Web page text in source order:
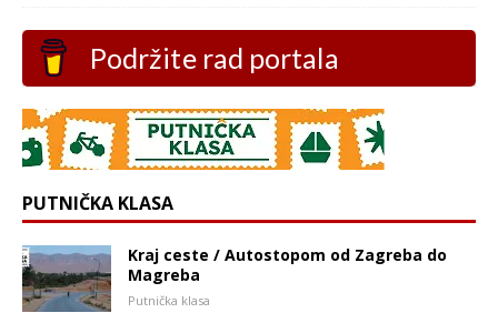
Podržite rad portala
PUTNIČKA KLASA
Kraj ceste / Autostopom od Zagreba do
Magreba
Putnička klasa